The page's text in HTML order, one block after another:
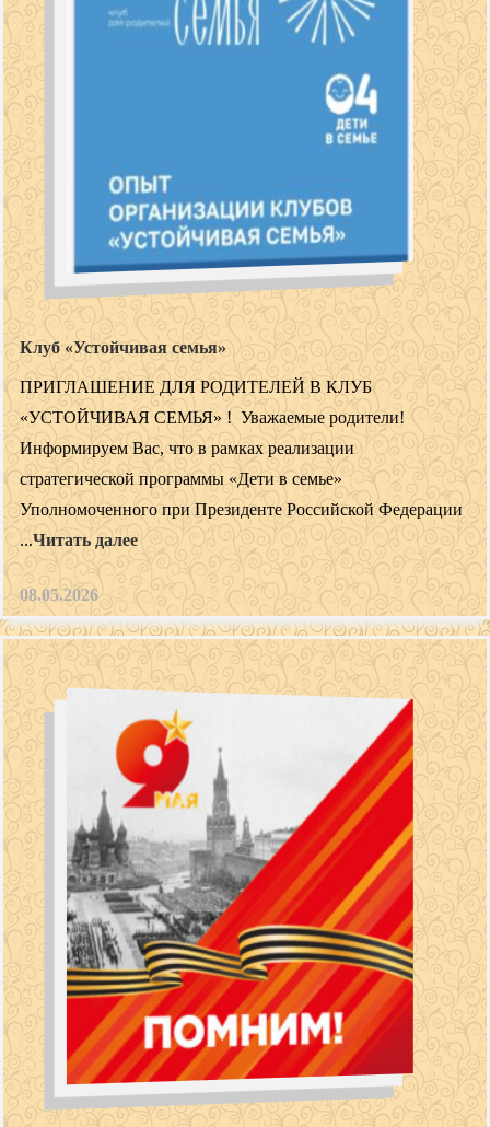
Клуб «Устойчивая семья»
ПРИГЛАШЕНИЕ ДЛЯ РОДИТЕЛЕЙ В КЛУБ
«УСТОЙЧИВАЯ СЕМЬЯ» ! Уважаемые родители!
Информируем Вас, что в рамках реализации
стратегической программы «Дети в семье»
Уполномоченного при Президенте Российской Федерации
...Читать далее
08.05.2026